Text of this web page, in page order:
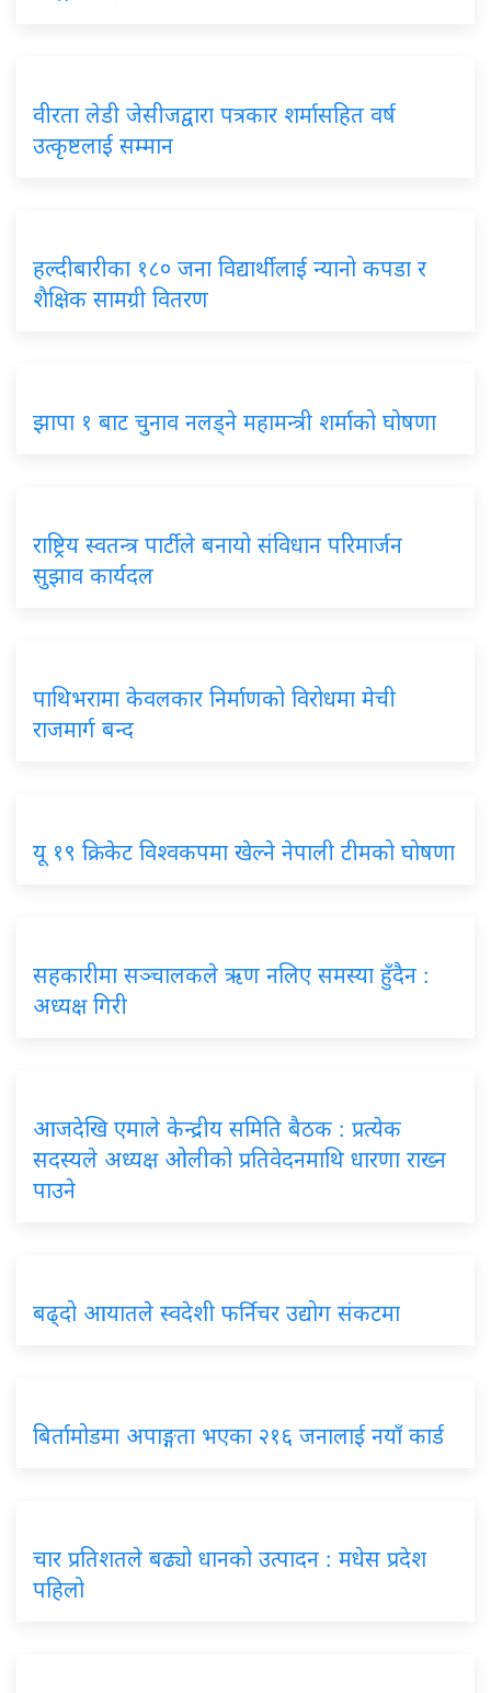
वीरता लेडी जेसीजद्वारा पत्रकार शर्मासहित वर्ष
उत्कृष्टलाई सम्मान
हल्दीबारीका १८० जना विद्यार्थीलाई न्यानो कपडा र
शैक्षिक सामग्री वितरण
झापा १ बाट चुनाव नलड्ने महामन्त्री शर्माको घोषणा
राष्ट्रिय स्वतन्त्र पार्टीले बनायो संविधान परिमार्जन
सुझाव कार्यदल
पाथिभरामा केवलकार निर्माणको विरोधमा मेची
राजमार्ग बन्द
यू १९ क्रिकेट विश्वकपमा खेल्ने नेपाली टीमको घोषणा
सहकारीमा सञ्चालकले ऋण नलिए समस्या हुँदैन :
अध्यक्ष गिरी
आजदेखि एमाले केन्द्रीय समिति बैठक : प्रत्येक
सदस्यले अध्यक्ष ओलीको प्रतिवेदनमाथि धारणा राख्न
पाउने
बढ्दो आयातले स्वदेशी फर्निचर उद्योग संकटमा
बिर्तामोडमा अपाङ्गता भएका २१६ जनालाई नयाँ कार्ड
चार प्रतिशतले बढ्यो धानको उत्पादन : मधेस प्रदेश
पहिलो